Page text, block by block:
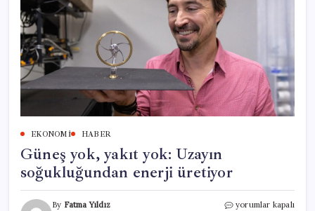
EKONOMI HABER
Güneş yok, yakıt yok: Uzayın
soğukluğundan enerji üretiyor
By Fatma Yıldız
Güneş
yorumlar kapalı